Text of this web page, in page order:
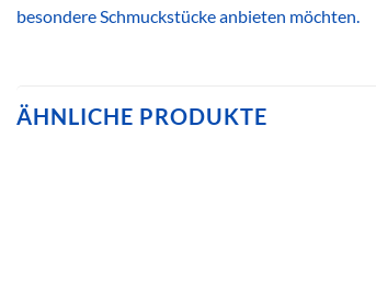
besondere Schmuckstücke anbieten möchten.
ÄHNLICHE PRODUKTE